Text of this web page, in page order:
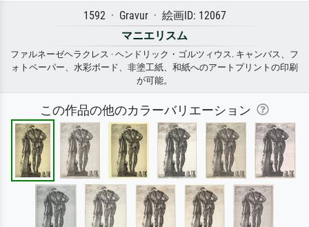
1592 · Gravur · 絵画ID: 12067
マニエリスム
ファルネーゼヘラクレス · ヘンドリック・ゴルツィウス. キャンバス、フ
ォトペーパー、水彩ボード、非塗工紙、和紙へのアートプリントの印刷
が可能。
この作品の他のカラーバリエーション